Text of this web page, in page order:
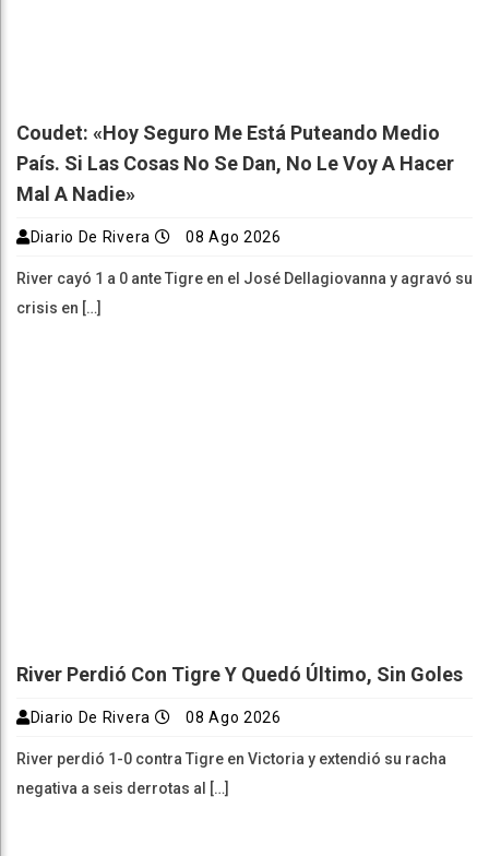
Coudet: «Hoy Seguro Me Está Puteando Medio
País. Si Las Cosas No Se Dan, No Le Voy A Hacer
Mal A Nadie»
Diario De Rivera 08 Ago 2026
River cayó 1 a 0 ante Tigre en el José Dellagiovanna y agravó su
crisis en […]
River Perdió Con Tigre Y Quedó Último, Sin Goles
Diario De Rivera 08 Ago 2026
River perdió 1-0 contra Tigre en Victoria y extendió su racha
negativa a seis derrotas al […]